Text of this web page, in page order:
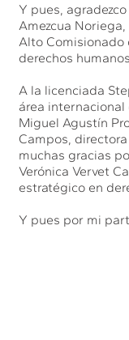
Y pues,
Amezcua
Alto Comisionado
derechos
A la licenciada
área internacional
Miguel Agustín
Campos,
muchas gracias
Verónica Vervet
estratégico en
Y pues por mi